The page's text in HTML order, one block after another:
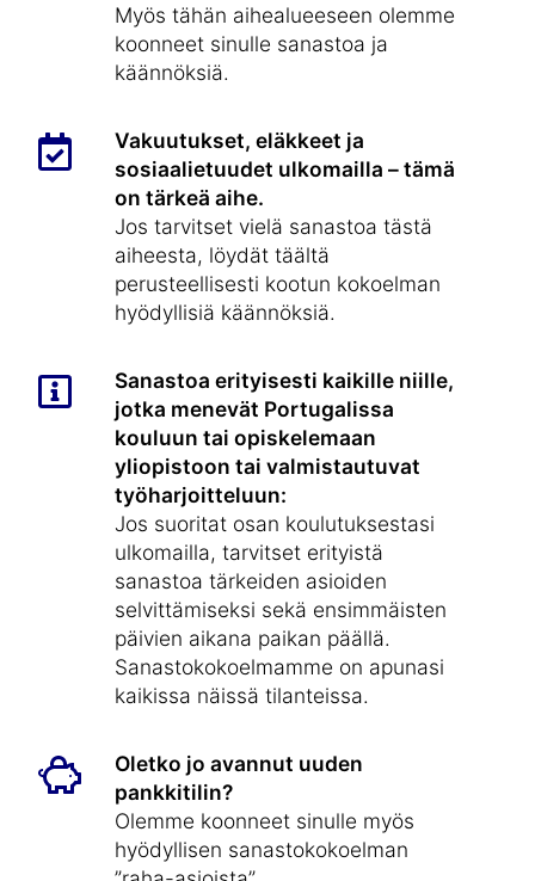
Myös tähän aihealueeseen olemme
koonneet sinulle sanastoa ja
käännöksiä.
Vakuutukset, eläkkeet ja
sosiaalietuudet ulkomailla – tämä
on tärkeä aihe.
Jos tarvitset vielä sanastoa tästä
aiheesta, löydät täältä
perusteellisesti kootun kokoelman
hyödyllisiä käännöksiä.
Sanastoa erityisesti kaikille niille,
jotka menevät Portugalissa
kouluun tai opiskelemaan
yliopistoon tai valmistautuvat
työharjoitteluun:
Jos suoritat osan koulutuksestasi
ulkomailla, tarvitset erityistä
sanastoa tärkeiden asioiden
selvittämiseksi sekä ensimmäisten
päivien aikana paikan päällä.
Sanastokokoelmamme on apunasi
kaikissa näissä tilanteissa.
Oletko jo avannut uuden
pankkitilin?
Olemme koonneet sinulle myös
hyödyllisen sanastokokoelman